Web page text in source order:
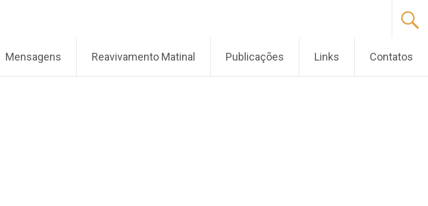
Mensagens Reavivamento Matinal Publicações Links Contatos